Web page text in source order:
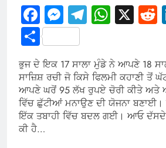
Facebook
Messenger
Telegram
X
Share
ਭੁਜ ਦੇ ਇਕ 17 ਸਾਲਾ ਮੁੰਡੇ ਨੇ ਆਪਣੇ 18
ਸਾਜ਼ਿਸ਼ ਰਚੀ ਜੋ ਕਿਸੇ ਫਿਲਮੀ ਕਹਾਣੀ ਤੋਂ
ਆਪਣੇ ਘਰੋਂ 95 ਲੱਖ ਰੁਪਏ ਚੋਰੀ ਕੀਤੇ
ਵਿੱਚ ਛੁੱਟੀਆਂ ਮਨਾਉਣ ਦੀ ਯੋਜਨਾ ਬਣਾਈ।
ਇੱਕ ਤਬਾਹੀ ਵਿੱਚ ਬਦਲ ਗਈ। ਆਓ ਦੱਸਦੇ
ਕੀ ਹੈ…